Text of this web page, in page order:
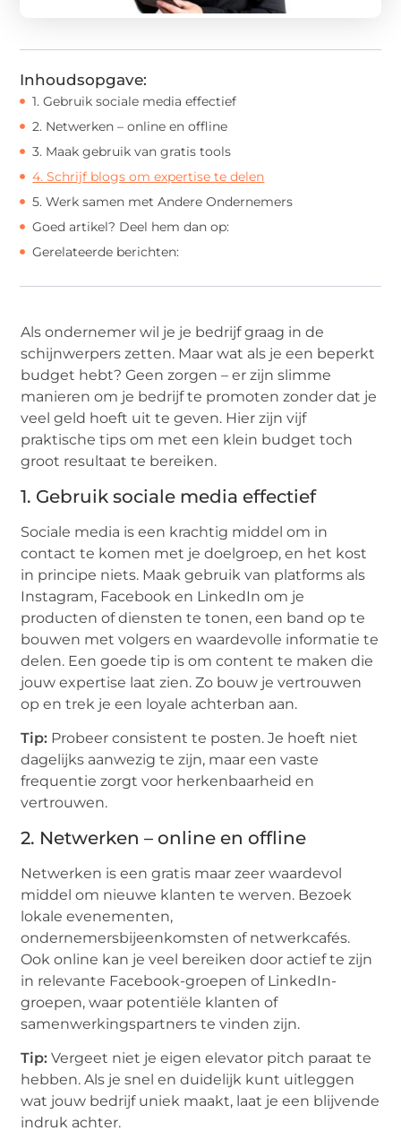
Inhoudsopgave:
1. Gebruik sociale media effectief
2. Netwerken – online en offline
3. Maak gebruik van gratis tools
4. Schrijf blogs om expertise te delen
5. Werk samen met Andere Ondernemers
Goed artikel? Deel hem dan op:
Gerelateerde berichten:
Als ondernemer wil je je bedrijf graag in de
schijnwerpers zetten. Maar wat als je een beperkt
budget hebt? Geen zorgen – er zijn slimme
manieren om je bedrijf te promoten zonder dat je
veel geld hoeft uit te geven. Hier zijn vijf
praktische tips om met een klein budget toch
groot resultaat te bereiken.
1. Gebruik sociale media effectief
Sociale media is een krachtig middel om in
contact te komen met je doelgroep, en het kost
in principe niets. Maak gebruik van platforms als
Instagram, Facebook en LinkedIn om je
producten of diensten te tonen, een band op te
bouwen met volgers en waardevolle informatie te
delen. Een goede tip is om content te maken die
jouw expertise laat zien. Zo bouw je vertrouwen
op en trek je een loyale achterban aan.
Tip: Probeer consistent te posten. Je hoeft niet
dagelijks aanwezig te zijn, maar een vaste
frequentie zorgt voor herkenbaarheid en
vertrouwen.
2. Netwerken – online en offline
Netwerken is een gratis maar zeer waardevol
middel om nieuwe klanten te werven. Bezoek
lokale evenementen,
ondernemersbijeenkomsten of netwerkcafés.
Ook online kan je veel bereiken door actief te zijn
in relevante Facebook-groepen of LinkedIn-
groepen, waar potentiële klanten of
samenwerkingspartners te vinden zijn.
Tip: Vergeet niet je eigen elevator pitch paraat te
hebben. Als je snel en duidelijk kunt uitleggen
wat jouw bedrijf uniek maakt, laat je een blijvende
indruk achter.